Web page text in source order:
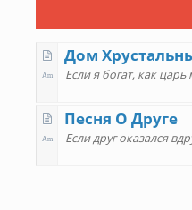
Дом
Песня О Друге
Если друг оказался